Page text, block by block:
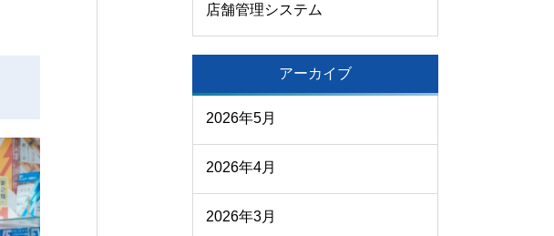
店舗管理システム
アーカイブ
2026年5月
2026年4月
2026年3月